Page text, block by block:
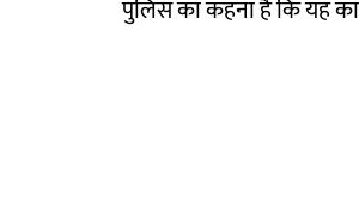
पुलिस का कहना है कि यह